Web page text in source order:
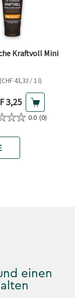
Kraftvoll Mini
43,33 / 1 l)
Preis
3,25
0.0 (0)
einen